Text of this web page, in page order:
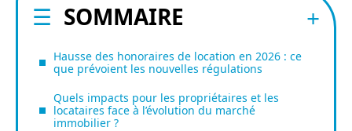
SOMMAIRE
Hausse des honoraires de location en 2026 : ce
que prévoient les nouvelles régulations
Quels impacts pour les propriétaires et les
locataires face à l’évolution du marché
immobilier ?